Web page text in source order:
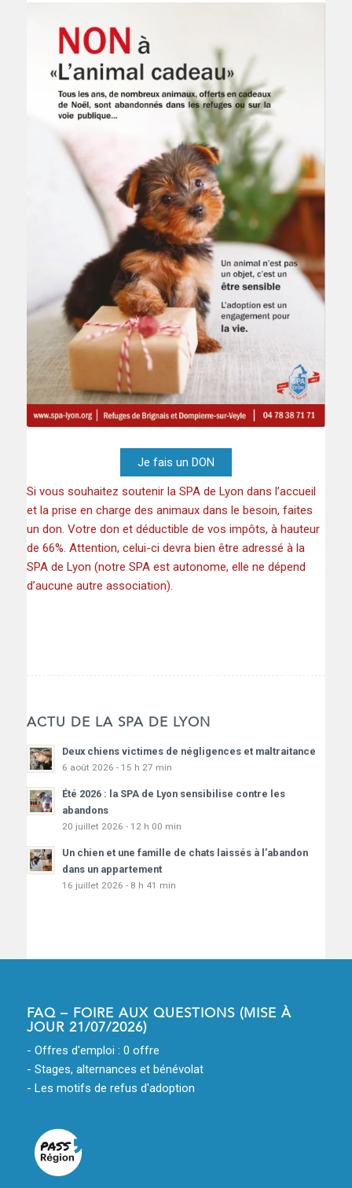
Je fais un DON
Si vous souhaitez soutenir la SPA de Lyon dans l’accueil
et la prise en charge des animaux dans le besoin, faites
un don. Votre don et déductible de vos impôts, à hauteur
de 66%. Attention, celui-ci devra bien être adressé à la
SPA de Lyon (notre SPA est autonome, elle ne dépend
d’aucune autre association).
ACTU DE LA SPA DE LYON
Deux chiens victimes de négligences et maltraitance
6 août 2026 - 15 h 27 min
Été 2026 : la SPA de Lyon sensibilise contre les
abandons
20 juillet 2026 - 12 h 00 min
Un chien et une famille de chats laissés à l’abandon
dans un appartement
16 juillet 2026 - 8 h 41 min
FAQ – FOIRE AUX QUESTIONS (MISE À
JOUR 21/07/2026)
- Offres d'emploi : 0 offre
- Stages, alternances et bénévolat
- Les motifs de refus d'adoption